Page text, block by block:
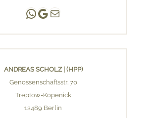
Andreas Scholz | (HPP)
Praxis Adlershof
E-Mail an mich ...
ANDREAS SCHOLZ | (HPP)
Genossenschaftsstr. 70
Treptow-Köpenick
12489 Berlin